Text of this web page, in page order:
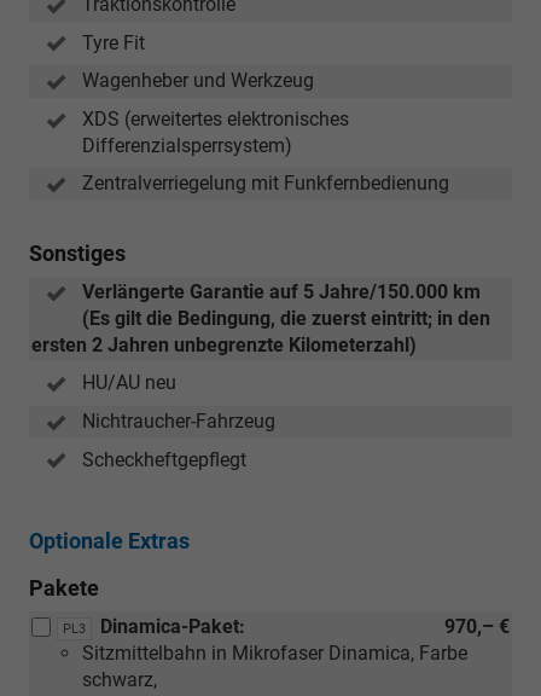
Tyre Fit
Wagenheber und Werkzeug
XDS (erweitertes elektronisches
Differenzialsperrsystem)
Zentralverriegelung mit Funkfernbedienung
Sonstiges
Verlängerte Garantie auf 5 Jahre/150.000 km
(Es gilt die Bedingung, die zuerst eintritt; in den
ersten 2 Jahren unbegrenzte Kilometerzahl)
HU/AU neu
Nichtraucher-Fahrzeug
Scheckheftgepflegt
Optionale Extras
Pakete
PL3 970,– €
Dinamica-Paket:
Sitzmittelbahn in Mikrofaser Dinamica, Farbe
schwarz,